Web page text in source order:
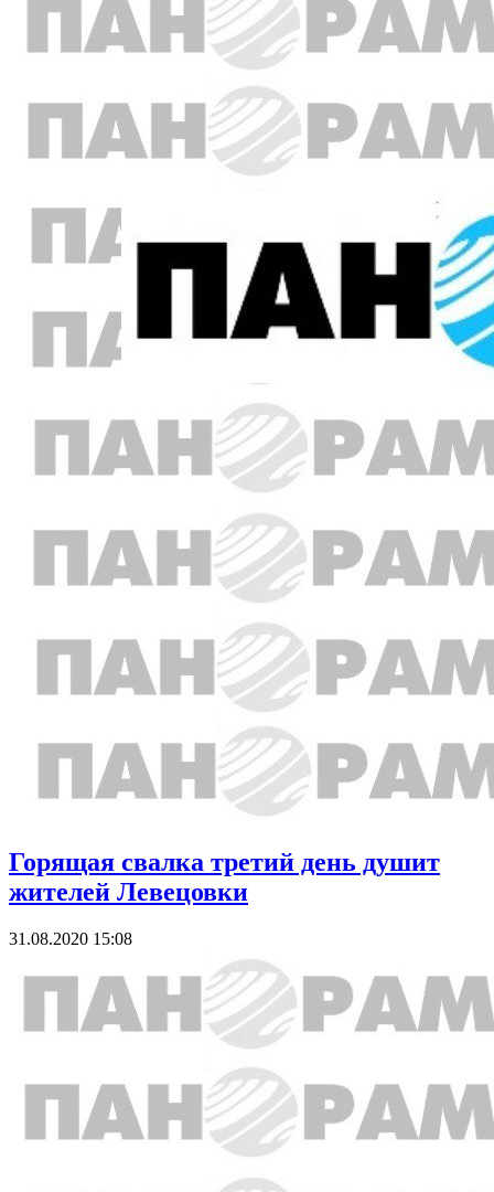
Горящая свалка третий день душит
жителей Левецовки
31.08.2020 15:08